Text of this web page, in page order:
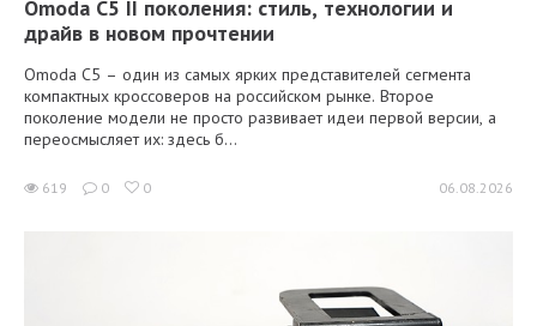
Omoda C5 II поколения: стиль, технологии и
драйв в новом прочтении
Omoda C5 – один из самых ярких представителей сегмента
компактных кроссоверов на российском рынке. Второе
поколение модели не просто развивает идеи первой версии, а
переосмысляет их: здесь б...
619 0 0 06.08.2026